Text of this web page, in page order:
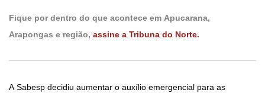
Fique por dentro do que acontece em Apucarana,
Arapongas e região, assine a Tribuna do Norte.
A Sabesp decidiu aumentar o auxílio emergencial para as